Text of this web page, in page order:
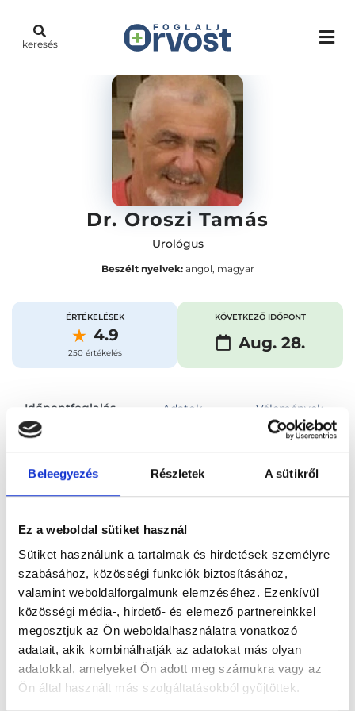
Beleegyezés Részletek A sütikről
Ez a weboldal sütiket használ
Sütiket használunk a tartalmak és hirdetések személyre
szabásához, közösségi funkciók biztosításához,
valamint weboldalforgalmunk elemzéséhez. Ezenkívül
közösségi média-, hirdető- és elemező partnereinkkel
megosztjuk az Ön weboldalhasználatra vonatkozó
adatait, akik kombinálhatják az adatokat más olyan
adatokkal, amelyeket Ön adott meg számukra vagy az
Ön által használt más szolgáltatásokból gyűjtöttek.
keresés
Dr. Oroszi Tamás
Urológus
Beszélt nyelvek:angol, magyar
ÉRTÉKELÉSEK
4.9
250 értékelés
KÖVETKEZŐ IDŐPONT
Aug. 28.
Időpontfoglalás Adatok Vélemények
Foglalj időpontot
Főoldal Orvosok Urológus
Urológus, Kiskunfélegyháza Dr. Oroszi Tamás